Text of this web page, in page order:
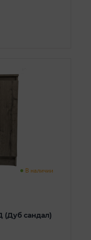
В наличии
(Дуб сандал)